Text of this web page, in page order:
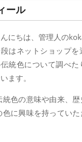
ール
にちは、管理人の
はネットショップ
統色について調べた
ます。
統色の意味や由来、
に興味を持ってい